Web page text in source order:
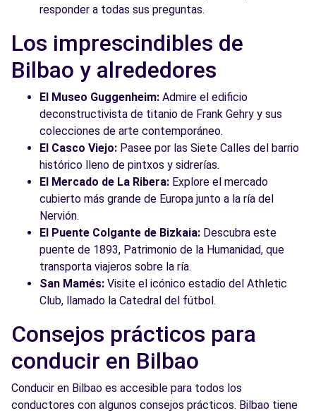
responder a todas sus preguntas.
Los imprescindibles de
Bilbao y alrededores
El Museo Guggenheim: Admire el edificio
deconstructivista de titanio de Frank Gehry y sus
colecciones de arte contemporáneo.
El Casco Viejo: Pasee por las Siete Calles del barrio
histórico lleno de pintxos y sidrerías.
El Mercado de La Ribera: Explore el mercado
cubierto más grande de Europa junto a la ría del
Nervión.
El Puente Colgante de Bizkaia: Descubra este
puente de 1893, Patrimonio de la Humanidad, que
transporta viajeros sobre la ría.
San Mamés: Visite el icónico estadio del Athletic
Club, llamado la Catedral del fútbol.
Consejos prácticos para
conducir en Bilbao
Conducir en Bilbao es accesible para todos los
conductores con algunos consejos prácticos. Bilbao tiene